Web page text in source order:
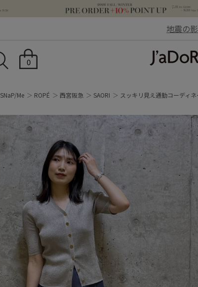
地震の
0
SNaP/Me ROPÉ 西宮阪急 SAORI スッキリ見え通勤コーディネ